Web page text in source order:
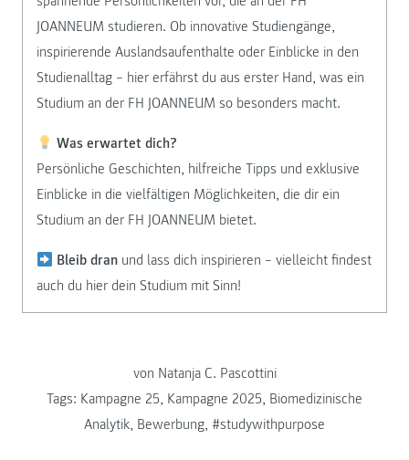
JOANNEUM studieren. Ob innovative Studiengänge,
inspirierende Auslandsaufenthalte oder Einblicke in den
Studienalltag – hier erfährst du aus erster Hand, was ein
Studium an der FH JOANNEUM so besonders macht.
Was erwartet dich?
Persönliche Geschichten, hilfreiche Tipps und exklusive
Einblicke in die vielfältigen Möglichkeiten, die dir ein
Studium an der FH JOANNEUM bietet.
Bleib dran und lass dich inspirieren – vielleicht findest
auch du hier dein Studium mit Sinn!
von Natanja C. Pascottini
Tags: Kampagne 25, Kampagne 2025, Biomedizinische
Analytik, Bewerbung, #studywithpurpose